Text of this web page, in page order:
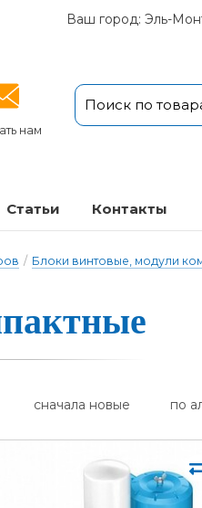
Ваш город: Эль-
нам
Статьи Кон­так­ты
/ Блоки винтовые, модули
сначала новые по